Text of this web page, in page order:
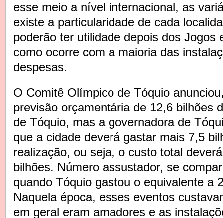
esse meio a nível internacional, as
existe a particularidade de cada
poderão ter utilidade depois dos Jogos
como ocorre com a maioria das
despesas.
O Comitê Olímpico de Tóquio
previsão orçamentária de 12,6 bilhões
de Tóquio, mas a governadora de
que a cidade deverá gastar mais 7,5
realização, ou seja, o custo total
bilhões. Número assustador, se
quando Tóquio gastou o equivalente a
Naquela época, esses eventos
em geral eram amadores e as